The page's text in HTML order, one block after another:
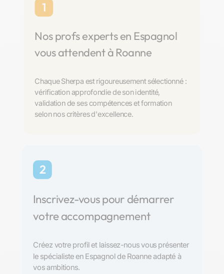
1
Nos profs experts en Espagnol
vous attendent à Roanne
Chaque Sherpa est rigoureusement sélectionné :
vérification approfondie de son identité,
validation de ses compétences et formation
selon nos critères d'excellence.
2
Inscrivez-vous pour démarrer
votre accompagnement
Créez votre profil et laissez-nous vous présenter
le spécialiste en Espagnol de Roanne adapté à
vos ambitions.